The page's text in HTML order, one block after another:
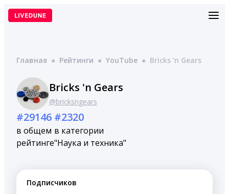
Перейти
Главная ● Рейтинги ● YouTube ● Bricks ‘n Gears
Bricks 'n Gears
@bricksngears
#29146
в общем
рейтинге
#2320
в категории
"Наука и техника"
Подписчиков